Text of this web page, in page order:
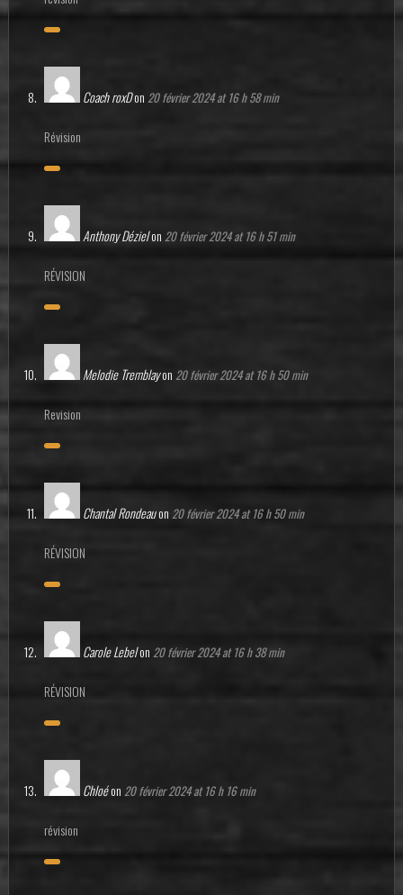
Coach roxDon 20 février 2024 at 16 h 58 min
Révision
Anthony Dézielon 20 février 2024 at 16 h 51 min
RÉVISION
Melodie Tremblayon 20 février 2024 at 16 h 50 min
Revision
Chantal Rondeauon 20 février 2024 at 16 h 50 min
RÉVISION
Carole Lebelon 20 février 2024 at 16 h 38 min
RÉVISION
Chloéon 20 février 2024 at 16 h 16 min
révision